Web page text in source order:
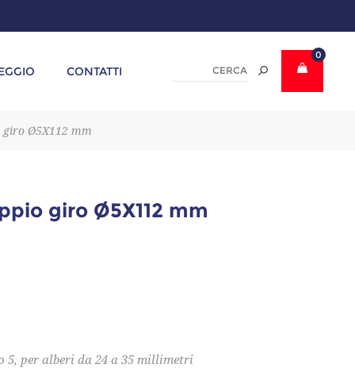
0
CONTATTI
giro Ø5X112 mm
giro Ø5X112 mm
per alberi da 24 a 35 millimetri